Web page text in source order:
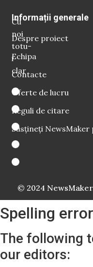
Cu
noi
totu-
i
clar
Informații generale
Despre proiect
Echipa
Contacte
Oferte de lucru
Reguli de citare
Susțineți NewsMaker
© 2024
Spelling
The following
our editors: